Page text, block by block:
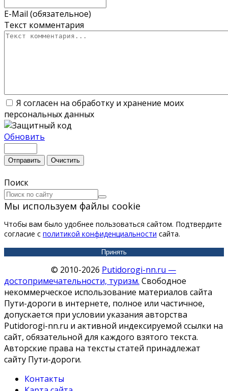
E-Mail (обязательное)
Текст комментария
Я согласен на обработку и хранение моих
персональных данных
Обновить
Отправить Очистить
Поиск
Мы используем файлы cookie
Чтобы вам было удобнее пользоваться сайтом. Подтвердите
согласие с политикой конфиденциальности сайта.
Принять
© 2010-2026 Putidorogi-nn.ru —
достопримечательности, туризм. Свободное
некоммерческое использование материалов сайта
Пути-дороги в интернете, полное или частичное,
допускается при условии указания авторства
Putidorogi-nn.ru и активной индексируемой ссылки на
сайт, обязательной для каждого взятого текста.
Авторские права на тексты статей принадлежат
сайту Пути-дороги.
Контакты